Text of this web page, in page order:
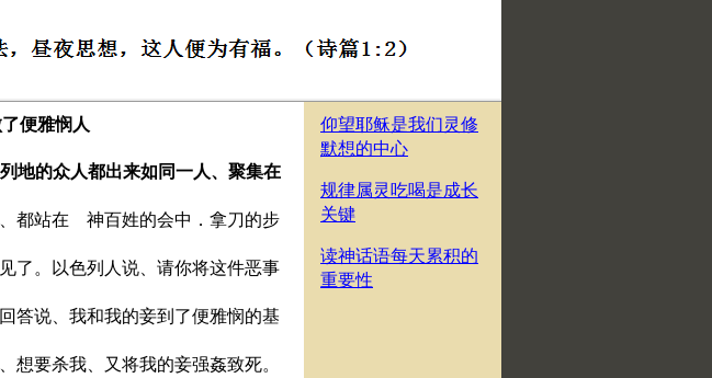
便雅悯人
地的众人都出来如同一人、聚集在
都站在 神百姓的会中．拿刀的步
了。以色列人说、请你将这件恶事
答说、我和我的妾到了便雅悯的基
想要杀我、又将我的妾强姦致死。
仰望耶稣是我们灵修
默想的中心
规律属灵吃喝是成长
关键
读神话语每天累积的
重要性